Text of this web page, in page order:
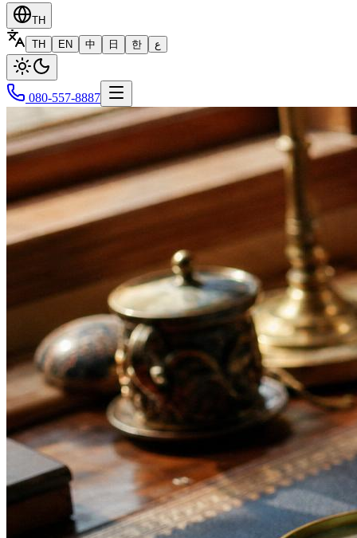
TH
TH
EN 中 日 한 ع
080-557-8887